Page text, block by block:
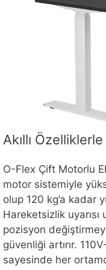
Akıllı
O-Flex Çift Motorlu
motor sistemiyle
olup 120 kg’a kadar
Hareketsizlik uyarısı
pozisyon
güvenliği artırır.
sayesinde her